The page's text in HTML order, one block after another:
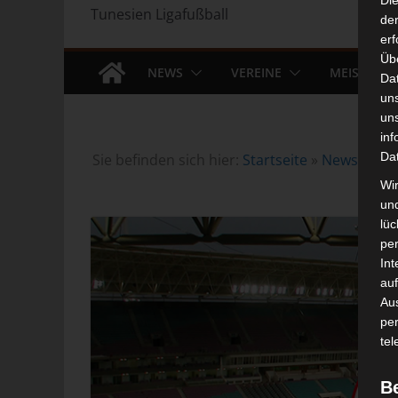
Tunesien Ligafußball
NEWS VEREINE
Sie befinden sich hier: Startseite » News